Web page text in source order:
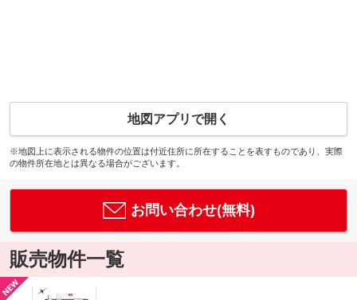
地図アプリで開く
※地図上に表示される物件の位置は付近住所に所在することを表すものであり、実際
の物件所在地とは異なる場合がございます。
お問い合わせ(無料)
販売物件一覧